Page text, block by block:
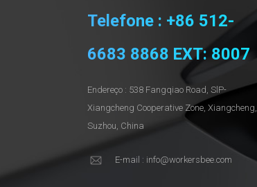
Telefone : +86 512-
6683 8868 EXT: 8007
Endereço : 538 Fangqiao Road, SlP-
Xiangcheng Cooperative Zone, Xiangcheng,
Suzhou, China
E-mail : info@workersbee.com